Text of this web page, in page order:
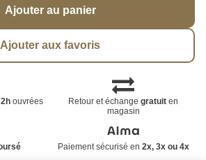
Ajouter au panier
Ajouter aux favoris
ouvrées Retour et échangegratuit en
magasin
Paiement sécurisé en 2x, 3x ou 4x